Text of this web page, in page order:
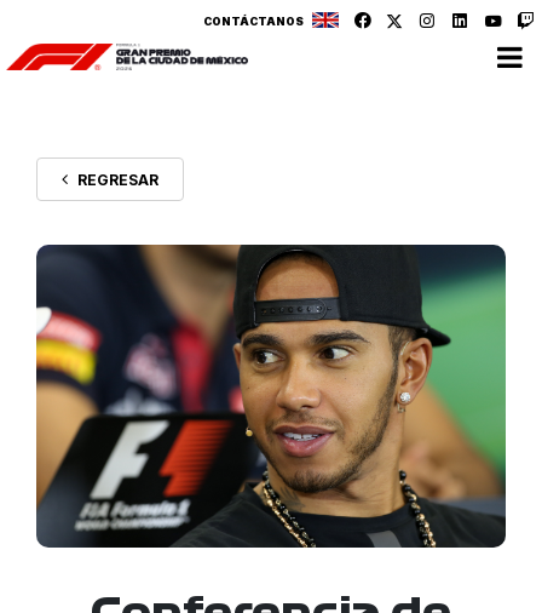
CONTÁCTANOS
REGRESAR